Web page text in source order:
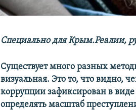
Специально для Крым.Реалии,
Существует много разных
визуальная. Это то, что видно,
коррупции зафиксирован в
определять масштаб